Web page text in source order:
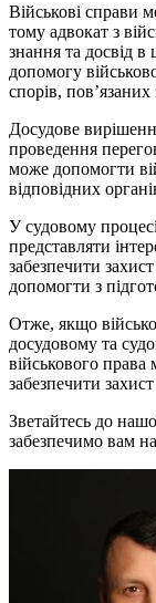
Військові справи
тому адвокат з
знання та досвід
допомогу
спорів,
Досудове
проведення
може допомогти
відповідних
У судовому
представляти
забезпечити
допомогти з
Отже, якщо
досудовому та
військового
забезпечити
Зветайтесь до
забезпечимо вам